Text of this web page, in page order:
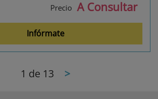
Precio A Consultar
Infórmate
1 de 13 >